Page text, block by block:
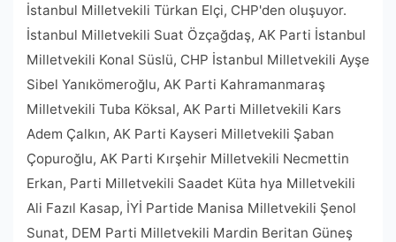
İstanbul Milletvekili Türkan Elçi, CHP'den oluşuyor.
İstanbul Milletvekili Suat Özçağdaş, AK Parti İstanbul
Milletvekili Konal Süslü, CHP İstanbul Milletvekili Ayşe
Sibel Yanıkömeroğlu, AK Parti Kahramanmaraş
Milletvekili Tuba Köksal, AK Parti Milletvekili Kars
Adem Çalkın, AK Parti Kayseri Milletvekili Şaban
Çopuroğlu, AK Parti Kırşehir Milletvekili Necmettin
Erkan, Parti Milletvekili Saadet Küta hya Milletvekili
Ali Fazıl Kasap, İYİ Partide Manisa Milletvekili Şenol
Sunat, DEM Parti Milletvekili Mardin Beritan Güneş